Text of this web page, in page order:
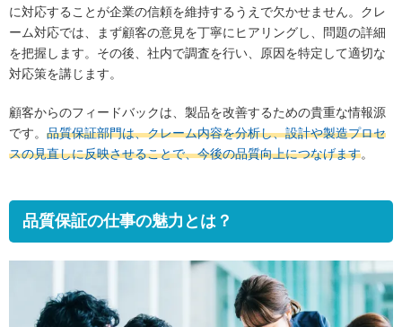
に対応することが企業の信頼を維持するうえで欠かせません。クレ
ーム対応では、まず顧客の意見を丁寧にヒアリングし、問題の詳細
を把握します。その後、社内で調査を行い、原因を特定して適切な
対応策を講じます。
顧客からのフィードバックは、製品を改善するための貴重な情報源
です。 品質保証部門は、クレーム内容を分析し、設計や製造プロセ
スの見直しに反映させることで、今後の品質向上につなげます。
品質保証の仕事の魅力とは？